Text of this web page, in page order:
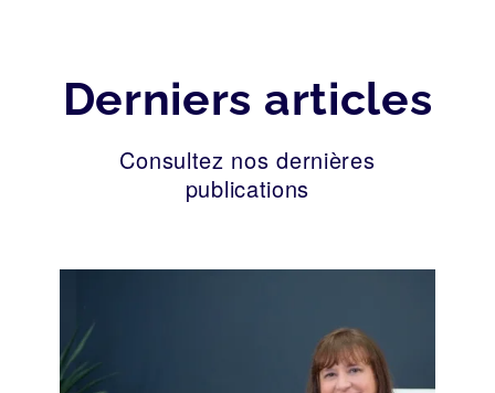
Derniers articles
Consultez nos dernières
publications